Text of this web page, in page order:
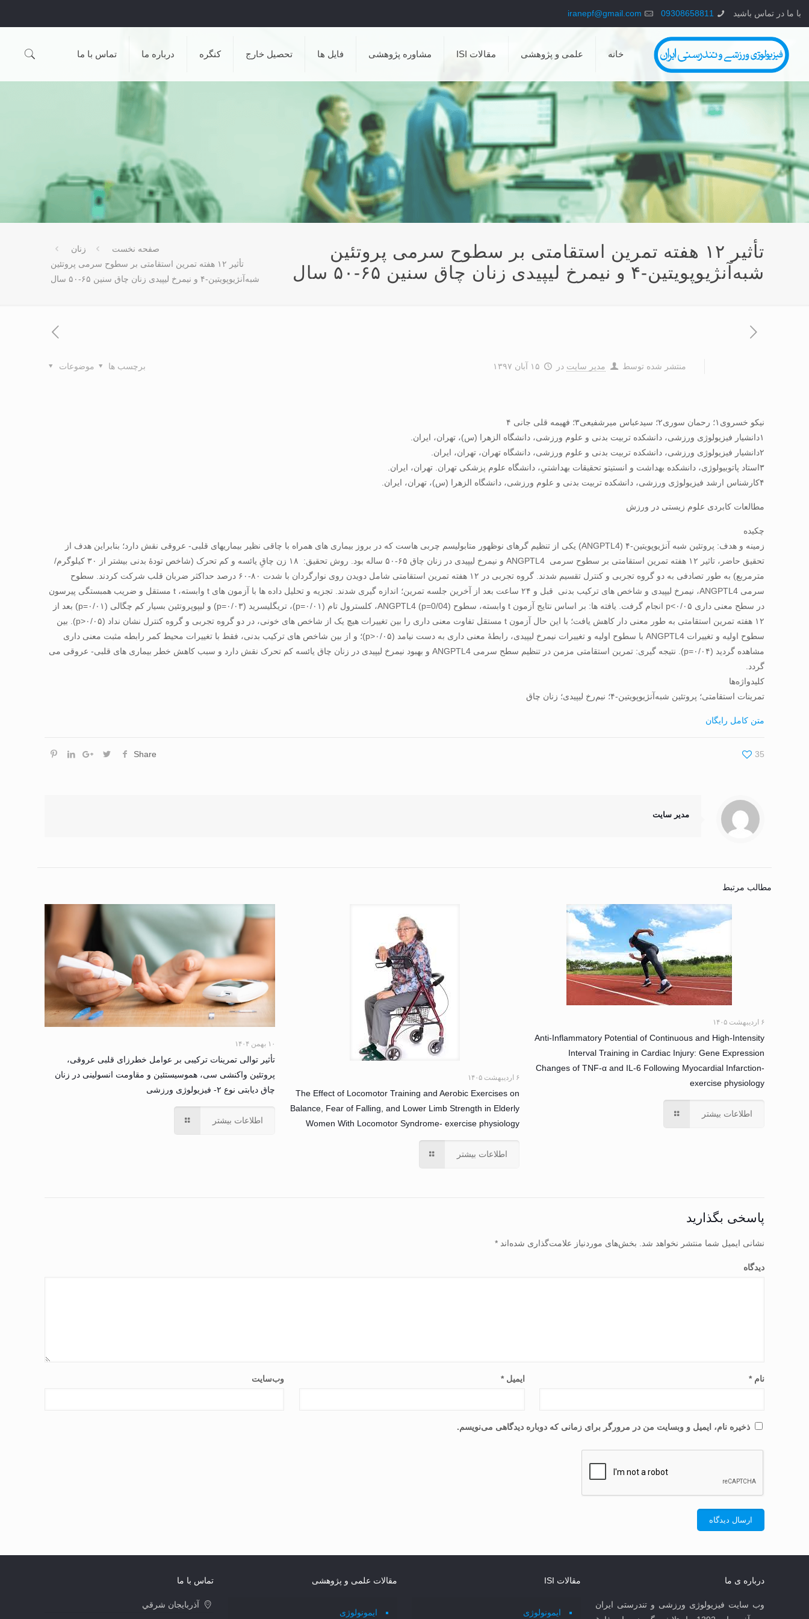
با ما در تماس باشید 09308658811
iranepf@gmail.com
خانه علمی و پژوهشی مقالات ISI مشاوره پژوهشی فایل ها تحصیل خارج کنگره درباره ما تماس با ما
تأثیر ۱۲ هفته تمرین استقامتی بر سطوح سرمی پروتئین
شبه‌آنژیوپویتین-۴ و نیمرخ لیپیدی زنان چاق سنین ۶۵-۵۰ سال
صفحه نخست
زنان
تأثیر ۱۲ هفته تمرین استقامتی بر سطوح سرمی پروتئین
شبه‌آنژیوپویتین-۴ و نیمرخ لیپیدی زنان چاق سنین ۶۵-۵۰ سال
منتشر شده توسط مدیر سایت در ۱۵ آبان ۱۳۹۷ موضوعات برچسب ها
نیکو خسروی۱؛ رحمان سوری۲؛ سیدعباس میرشفیعی۳؛ فهیمه قلی جانی ۴
۱دانشیار فیزیولوژی ورزشی، دانشکده تربیت بدنی و علوم ورزشی، دانشگاه الزهرا (س)، تهران، ایران.
۲دانشیار فیزیولوژی ورزشی، دانشکده تربیت بدنی و علوم ورزشی، دانشگاه تهران، تهران، ایران.
۳استاد پاتوبیولوژی، دانشکده بهداشت و انستیتو تحقیقات بهداشتیِ، دانشگاه علوم پزشکی تهران. تهران، ایران.
۴کارشناس ارشد فیزیولوژی ورزشی، دانشکده تربیت بدنی و علوم ورزشی، دانشگاه الزهرا (س)، تهران، ایران.
مطالعات کابردی علوم زیستی در ورزش
چکیده
زمینه و هدف: پروتئین شبه­ آنژیوپویتین-۴ (ANGPTL4) یکی از تنظیم ­گرهای نوظهور متابولیسم چربی­ هاست که در بروز بیماری­ های همراه با چاقی نظیر بیماری­های قلبی- عروقی نقش دارد؛ بنابراین هدف از
تحقیق حاضر، تاثیر ۱۲ هفته تمرین استقامتی بر سطوح سرمی ANGPTL4 و نیم­رخ لیپیدی در زنان چاق ۶۵-۵۰ ساله بود. روش تحقیق: ۱۸ زن چاقِ یائسه و کم­ تحرک (شاخص تودۀ بدنی بیش­تر از ۳۰ کیلوگرم/
مترمربع) به طور تصادفی به دو گروه تجربی و کنترل تقسیم شدند. گروه تجربی در ۱۲ هفته تمرین استقامتی شامل دویدن روی نوارگردان با شدت ۸۰-۶۰ درصد حداکثر ضربان قلب شرکت کردند. سطوح
سرمی ANGPTL4، نیم­رخ لیپیدی و شاخص ­های ترکیب بدنی قبل و ۲۴ ساعت بعد از آخرین جلسه تمرین؛ اندازه‏ گیری شدند. تجزیه و تحلیل داده ­ها با آزمون های t وابسته، t مستقل و ضریب همبستگی پیرسون
در سطح معنی­ داری ۰/۰۵>p انجام گرفت. یافته­ ها: بر اساس نتایج آزمون t وابسته، سطوح ANGPTL4 (p=0/04)، کلسترول تام (۰/۰۱=p)، تری­گلیسرید (۰/۰۳=p) و لیپوپروتئین بسیار کم چگالی (۰/۰۱=p) بعد از
۱۲ هفته تمرین استقامتی به طور معنی­ دار کاهش یافت؛ با این­ حال آزمون t مستقل تفاوت معنی­ داری را بین تغییرات هیچ یک از شاخص­ های خونی، در دو گروه تجربی و گروه کنترل نشان نداد (۰/۰۵<p). بین
سطوح اولیه و تغییرات ANGPTL4 با سطوح اولیه و تغییرات نیم­رخ لیپیدی، رابطۀ معنی­ داری به دست نیامد (۰/۰۵<p)؛ و از بین شاخص های ترکیب بدنی، فقط با تغییرات محیط کمر رابطه مثبت معنی­ داری
مشاهده گردید (۰/۰۴=p). نتیجه­ گیری: تمرین استقامتی مزمن در تنظیم سطح سرمی ANGPTL4 و بهبود نیم­رخ لیپیدی در زنان چاق یائسه کم ‏تحرک نقش دارد و سبب کاهش خطر بیماری‏ های قلبی- ‏عروقی می
گردد.
کلیدواژه‌ها
تمرینات استقامتی؛ پروتئین شبه‌آنژیوپویتین-۴؛ نیم‌رخ لیپیدی؛ زنان چاق
متن کامل رایگان
Share 35
مدیر سایت
مطالب مرتبط
۶ اردیبهشت ۱۴۰۵
Anti-Inflammatory Potential of Continuous and High-Intensity
Interval Training in Cardiac Injury: Gene Expression
Changes of TNF-α and IL-6 Following Myocardial Infarction-
exercise physiology
اطلاعات بیشتر
۶ اردیبهشت ۱۴۰۵
The Effect of Locomotor Training and Aerobic Exercises on
Balance, Fear of Falling, and Lower Limb Strength in Elderly
Women With Locomotor Syndrome- exercise physiology
اطلاعات بیشتر
۱۰ بهمن ۱۴۰۴
تأثیر توالی تمرینات ترکیبی بر عوامل خطرزای قلبی عروقی،
پروتئین واکنشی سی، هموسیستئین و مقاومت انسولینی در زنان
چاق دیابتی نوع ۲- فیزیولوژی ورزشی
اطلاعات بیشتر
پاسخی بگذارید
نشانی ایمیل شما منتشر نخواهد شد. بخش‌های موردنیاز علامت‌گذاری شده‌اند*
دیدگاه
نام* ایمیل* وب‌سایت
ذخیره نام، ایمیل و وبسایت من در مرورگر برای زمانی که دوباره دیدگاهی می‌نویسم.
درباره ی ما
وب سایت فیزیولوژی ورزشی و تندرستی ایران
مقالات ISI
ایمونولوژی
مقالات علمی و پژوهشی
ایمونولوژی
تماس با ما
آذربايجان شرقي